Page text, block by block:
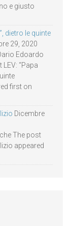
e giusto
dietro le quinte
29, 2020
Edoardo
“Papa
first on
Dicembre
The post
appeared